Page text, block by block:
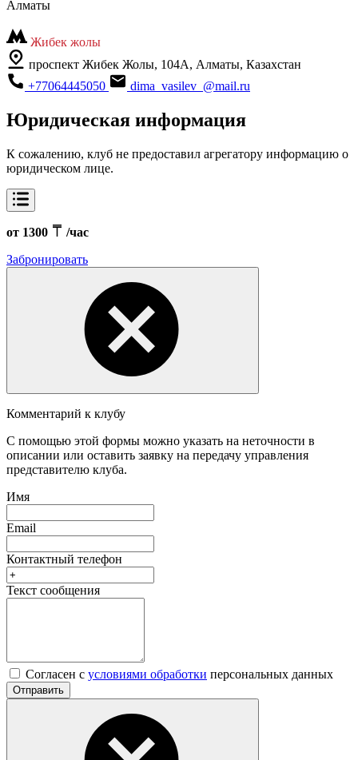
Алматы
Жибек жолы
проспект Жибек Жолы, 104А, Алматы, Казахстан
+77064445050
dima_vasilev_@mail.ru
Юридическая информация
К сожалению, клуб не предоставил агрегатору информацию о
юридическом лице.
от 1300
/час
Забронировать
Комментарий к клубу
С помощью этой формы можно указать на неточности в
описании или оставить заявку на передачу управления
представителю клуба.
Имя
Email
Контактный телефон
Текст сообщения
Согласен с условиями обработки персональных данных
Отправить